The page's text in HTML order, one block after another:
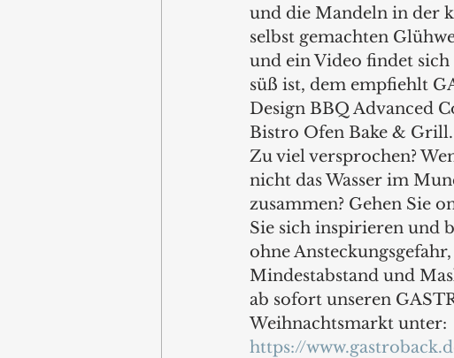
und die Mandeln in der
selbst gemachten
und ein Video findet sich
süß ist, dem empfiehlt
Design BBQ Advanced
Bistro Ofen Bake & Grill.
Zu viel versprochen?
nicht das Wasser im
zusammen? Gehen Sie
Sie sich inspirieren und
ohne Ansteckungsgefahr,
Mindestabstand und
ab sofort unseren
Weihnachtsmarkt unter:
https://